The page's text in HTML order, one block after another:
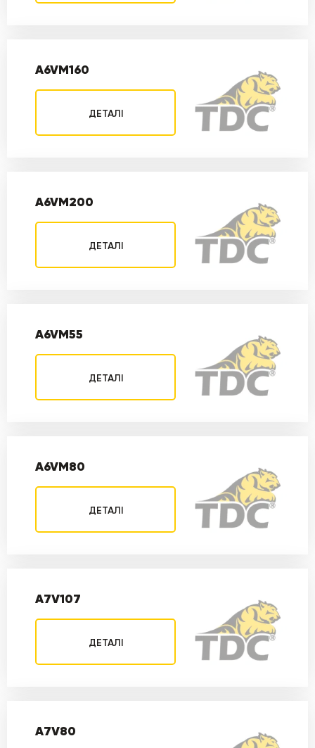
A6VM160
ДЕТАЛІ
A6VM200
ДЕТАЛІ
A6VM55
ДЕТАЛІ
A6VM80
ДЕТАЛІ
A7V107
ДЕТАЛІ
A7V80